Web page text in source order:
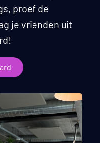
proef de
je vrienden uit